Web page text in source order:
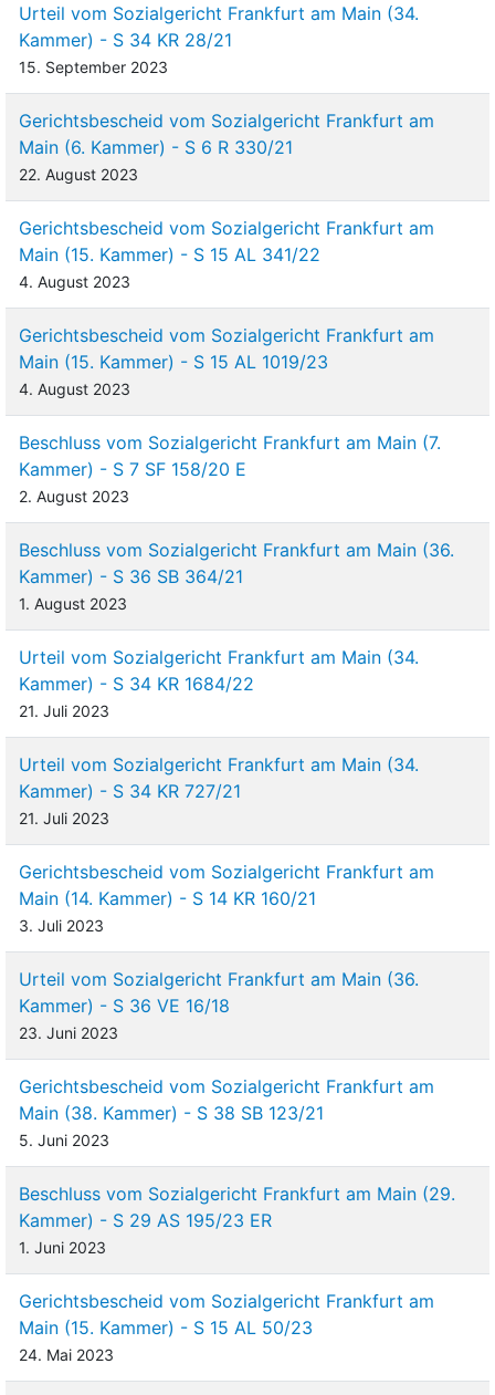
Urteil vom Sozialgericht Frankfurt am Main (34.
Kammer) - S 34 KR 28/21
15. September 2023
Gerichtsbescheid vom Sozialgericht Frankfurt am
Main (6. Kammer) - S 6 R 330/21
22. August 2023
Gerichtsbescheid vom Sozialgericht Frankfurt am
Main (15. Kammer) - S 15 AL 341/22
4. August 2023
Gerichtsbescheid vom Sozialgericht Frankfurt am
Main (15. Kammer) - S 15 AL 1019/23
4. August 2023
Beschluss vom Sozialgericht Frankfurt am Main (7.
Kammer) - S 7 SF 158/20 E
2. August 2023
Beschluss vom Sozialgericht Frankfurt am Main (36.
Kammer) - S 36 SB 364/21
1. August 2023
Urteil vom Sozialgericht Frankfurt am Main (34.
Kammer) - S 34 KR 1684/22
21. Juli 2023
Urteil vom Sozialgericht Frankfurt am Main (34.
Kammer) - S 34 KR 727/21
21. Juli 2023
Gerichtsbescheid vom Sozialgericht Frankfurt am
Main (14. Kammer) - S 14 KR 160/21
3. Juli 2023
Urteil vom Sozialgericht Frankfurt am Main (36.
Kammer) - S 36 VE 16/18
23. Juni 2023
Gerichtsbescheid vom Sozialgericht Frankfurt am
Main (38. Kammer) - S 38 SB 123/21
5. Juni 2023
Beschluss vom Sozialgericht Frankfurt am Main (29.
Kammer) - S 29 AS 195/23 ER
1. Juni 2023
Gerichtsbescheid vom Sozialgericht Frankfurt am
Main (15. Kammer) - S 15 AL 50/23
24. Mai 2023